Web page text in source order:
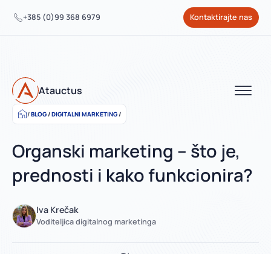
+385 (0)99 368 6979 Kontaktirajte nas
Atauctus
BLOG/DIGITALNI MARKETING/
Organski marketing – što je,
prednosti i kako funkcionira?
Iva Krečak
Voditeljica digitalnog marketinga